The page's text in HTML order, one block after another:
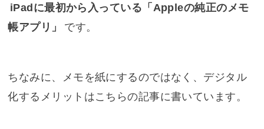
iPadに最初から入っている「Appleの純正のメモ
帳アプリ」
です。
ちなみに、メモを紙にするのではなく、デジタル
化するメリットはこちらの記事に書いています。